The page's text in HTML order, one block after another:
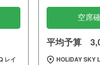
レイ
空席
平均予算
HOLIDAY SKY